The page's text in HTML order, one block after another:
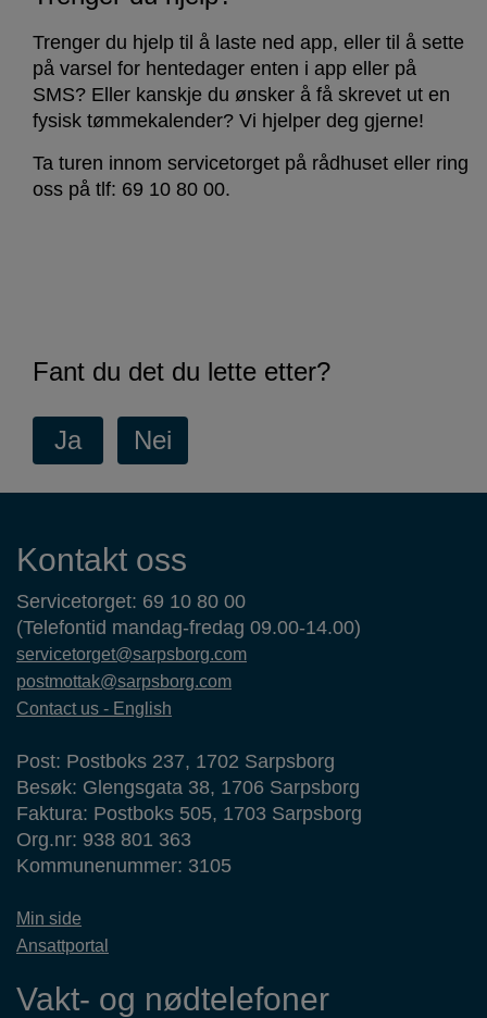
Trenger du hjelp til å laste ned app, eller til å sette
på varsel for hentedager enten i app eller på
SMS? Eller kanskje du ønsker å få skrevet ut en
fysisk tømmekalender? Vi hjelper deg gjerne!
Ta turen innom servicetorget på rådhuset eller ring
oss på tlf: 69 10 80 00.
Fant du det du lette etter?
Kontaktinformasjon
Kontakt oss
Servicetorget: 69 10 80 00
(Telefontid mandag-fredag 09.00-14.00)
servicetorget@sarpsborg.com
postmottak@sarpsborg.com
Contact us - English
Post: Postboks 237, 1702 Sarpsborg
Besøk: Glengsgata 38, 1706 Sarpsborg
Faktura: Postboks 505, 1703 Sarpsborg
Org.nr: 938 801 363
Kommunenummer: 3105
Min side
Ansattportal
Vakt- og nødtelefoner